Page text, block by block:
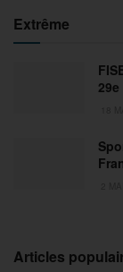
Extrême
Articles